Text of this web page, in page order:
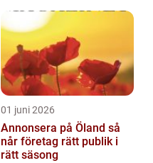
01 juni 2026
Annonsera på Öland så
når företag rätt publik i
rätt säsong